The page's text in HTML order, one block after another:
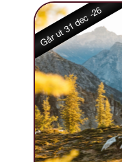
Går ut 31 dec -26